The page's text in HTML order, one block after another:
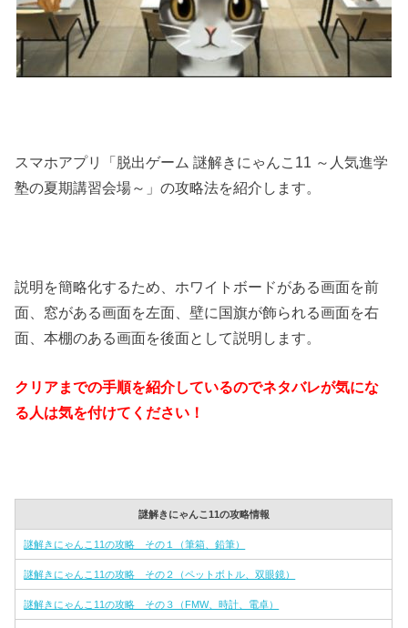
スマホアプリ「脱出ゲーム 謎解きにゃんこ11 ～人気進学
塾の夏期講習会場～」の攻略法を紹介します。
説明を簡略化するため、ホワイトボードがある画面を前
面、窓がある画面を左面、壁に国旗が飾られる画面を右
面、本棚のある画面を後面として説明します。
クリアまでの手順を紹介しているのでネタバレが気にな
る人は気を付けてください！
謎解きにゃんこ11の攻略情報
謎解きにゃんこ11の攻略 その１（筆箱、鉛筆）
謎解きにゃんこ11の攻略 その２（ペットボトル、双眼鏡）
謎解きにゃんこ11の攻略 その３（FMW、時計、電卓）